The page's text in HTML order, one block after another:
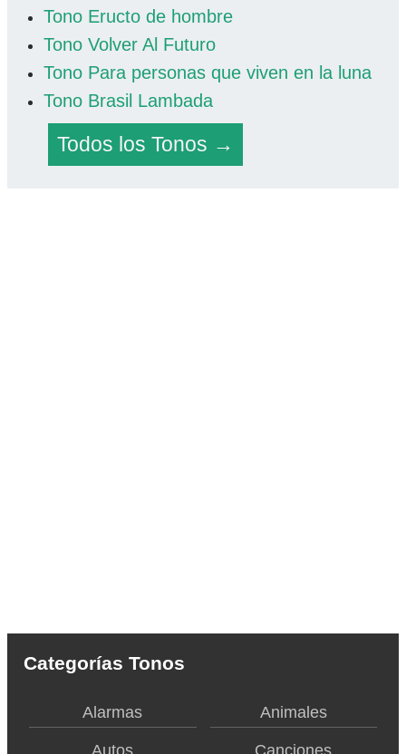
Tono Eructo de hombre
Tono Volver Al Futuro
Tono Para personas que viven en la luna
Tono Brasil Lambada
Todos los Tonos →
Categorías Tonos
Alarmas Animales
Autos Canciones